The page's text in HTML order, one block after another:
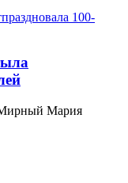
Мирный Мария